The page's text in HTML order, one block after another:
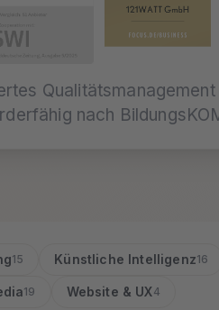
Qualitätsmanagement
nach
15 Künstliche Intelligenz16
19 Website & UX4